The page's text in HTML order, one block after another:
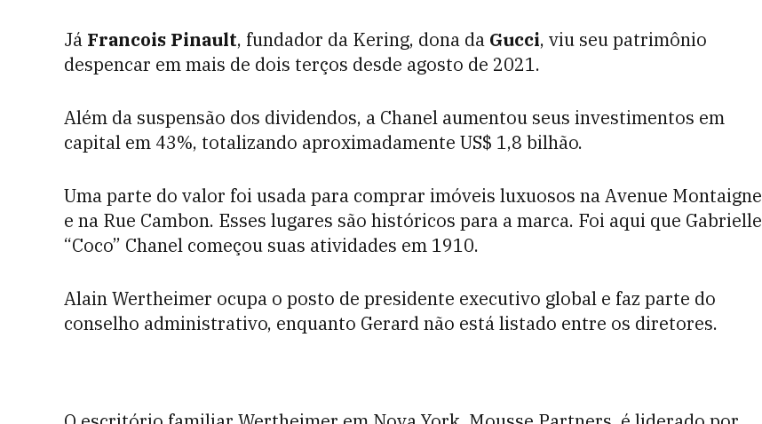
Já Francois Pinault, fundador da Kering, dona da Gucci, viu seu patrimônio
despencar em mais de dois terços desde agosto de 2021.
Além da suspensão dos dividendos, a Chanel aumentou seus investimentos em
capital em 43%, totalizando aproximadamente US$ 1,8 bilhão.
Uma parte do valor foi usada para comprar imóveis luxuosos na Avenue Montaigne
e na Rue Cambon. Esses lugares são históricos para a marca. Foi aqui que Gabrielle
“Coco” Chanel começou suas atividades em 1910.
Alain Wertheimer ocupa o posto de presidente executivo global e faz parte do
conselho administrativo, enquanto Gerard não está listado entre os diretores.